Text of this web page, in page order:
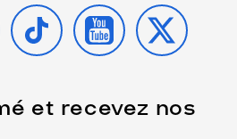
TIKTOK YOUTUBE
X
et recevez nos